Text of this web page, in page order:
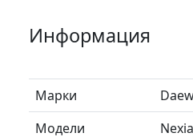
Информация
Марки
Модели